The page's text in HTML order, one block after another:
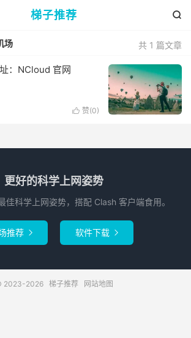
梯子推荐 
共 1 篇文章
场
：NCloud 官网
 赞(0)
更好的科学上网姿势
佳科学上网姿势，搭配 Clash 客户端食用。
推荐  软件下载 
2023-2026 梯子推荐 网站地图